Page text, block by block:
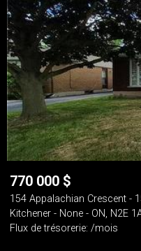
770 000 $
154 Appalachian Crescent -
Kitchener - None - ON, N2E
Flux de trésorerie: /mois